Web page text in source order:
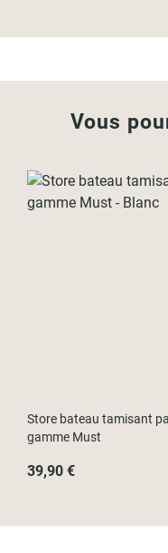
Vous
Store bateau tamisant
gamme Must
39,90 €